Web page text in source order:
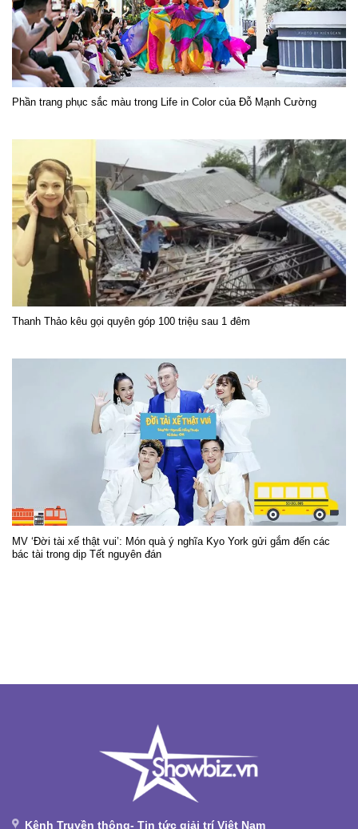
Phần trang phục sắc màu trong Life in Color của Đỗ Mạnh Cường
Thanh Thảo kêu gọi quyên góp 100 triệu sau 1 đêm
MV ‘Đời tài xế thật vui’: Món quà ý nghĩa Kyo York gửi gắm đến các
bác tài trong dịp Tết nguyên đán
Kênh Truyền thông- Tin tức giải trí Việt Nam